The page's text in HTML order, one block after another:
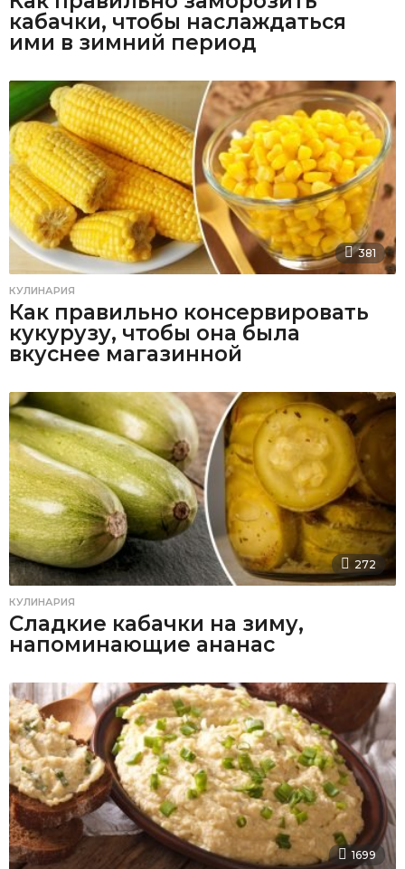
кабачки, чтобы наслаждаться
ими в зимний период
381
КУЛИНАРИЯ
Как правильно консервировать
кукурузу, чтобы она была
вкуснее магазинной
272
КУЛИНАРИЯ
Сладкие кабачки на зиму,
напоминающие ананас
1699